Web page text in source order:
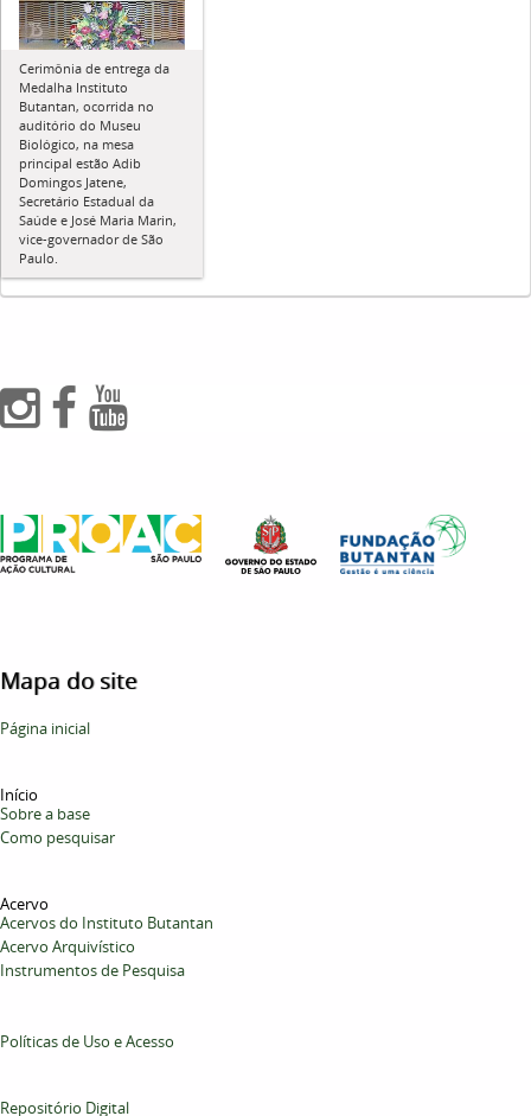
Cerimônia de entrega da
Medalha Instituto
Butantan, ocorrida no
auditório do Museu
Biológico, na mesa
principal estão Adib
Domingos Jatene,
Secretário Estadual da
Saúde e José Maria Marin,
vice-governador de São
Paulo.
Mapa do site
Página inicial
Início
Sobre a base
Como pesquisar
Acervo
Acervos do Instituto Butantan
Acervo Arquivístico
Instrumentos de Pesquisa
Políticas de Uso e Acesso
Repositório Digital